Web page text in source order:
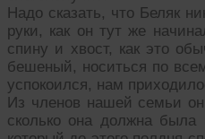
Надо сказать, что Беляк
руки, как он тут же
спину и хвост, как это
бешеный, носиться по
успокоился, нам
Из членов нашей семьи
сколько она должна